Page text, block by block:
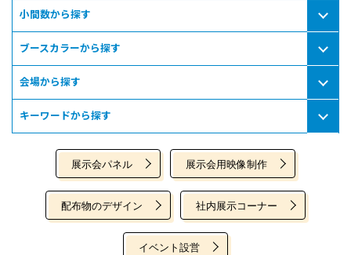
小間数から探す
ブースカラーから探す
会場から探す
キーワードから探す
展示会パネル 展示会用映像制作
配布物のデザイン 社内展示コーナー
イベント設営